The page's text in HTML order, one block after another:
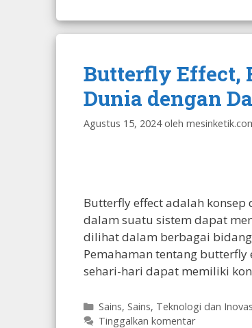
Butterfly Effect,
Dunia dengan
Agustus 15, 2024 oleh
Butterfly effect adalah
dalam suatu sistem dapat
dilihat dalam berbagai
Pemahaman tentang
sehari-hari dapat memiliki
Kategori
Sains, Sains, Teknologi dan
Tinggalkan komentar